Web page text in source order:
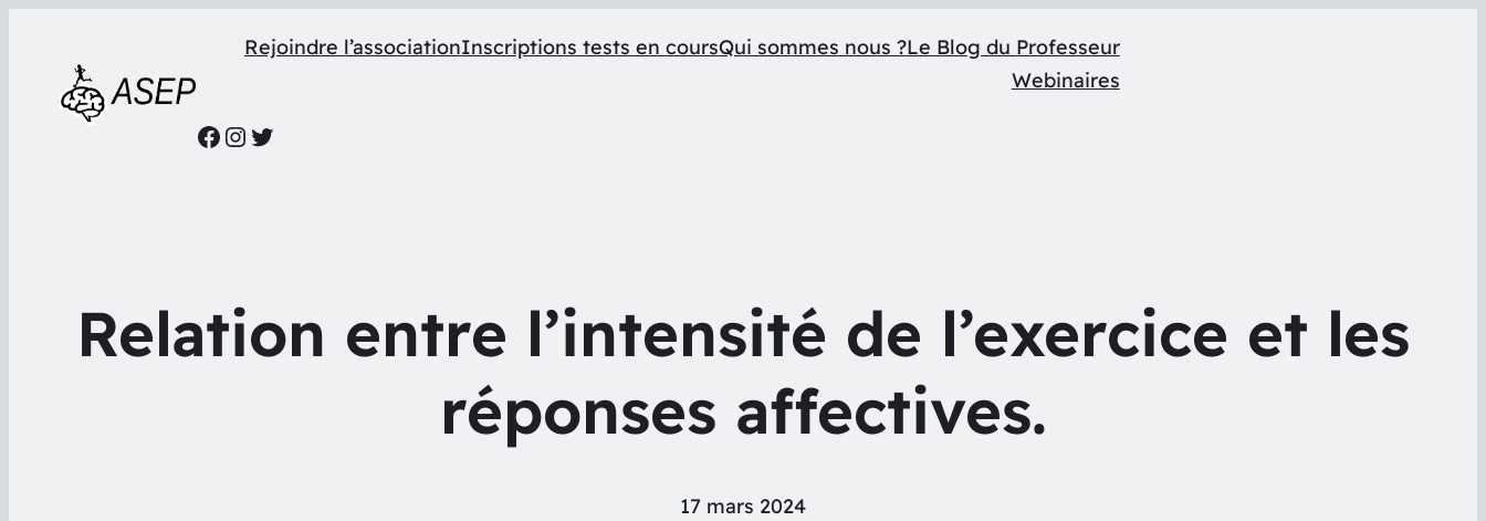
Rejoindre l’associationInscriptions tests en coursQui sommes nous ?Le Blog du Professeur
Webinaires
Facebook
Instagram
Twitter
Relation entre l’intensité de l’exercice et les
réponses affectives.
17 mars 2024